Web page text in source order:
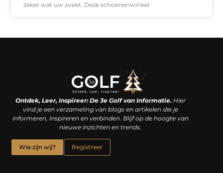
zeker wat uw zoekt. Deze schoenenwinkel
Ontdek, Leer, Inspireer: De 3e Golf van Informatie.Hier
vind je een verzameling van blogs en artikelen die je
informeren, inspireren en verbinden. Blijf op de hoogte van
nieuwe inzichten en trends.
Wie zijn wij? Registreer